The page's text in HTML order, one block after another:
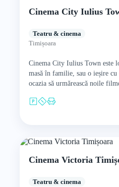
Cinema City Iulius
Teatru & cinema
Timișoara
Cinema City Iulius Town este
masă în familie, sau o ieșire
ocazia să urmărească noile
Cinema Victoria
Teatru & cinema